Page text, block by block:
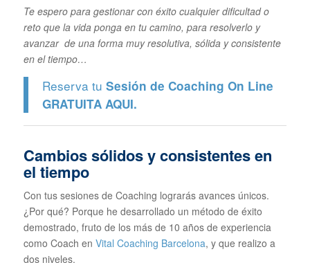
Te espero para gestionar con éxito cualquier dificultad o
reto que la vida ponga en tu camino, para resolverlo y
avanzar de una forma muy resolutiva, sólida y consistente
en el tiempo…
Reserva tu Sesión de Coaching On Line
GRATUITA AQUI.
Cambios sólidos y consistentes en
el tiempo
Con tus sesiones de Coaching lograrás avances únicos.
¿Por qué? Porque he desarrollado un método de éxito
demostrado, fruto de los más de 10 años de experiencia
como Coach en Vital Coaching Barcelona, y que realizo a
dos niveles.